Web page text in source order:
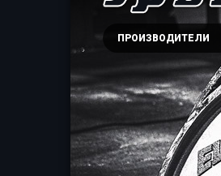
ПРОИЗВОДИТЕЛИ